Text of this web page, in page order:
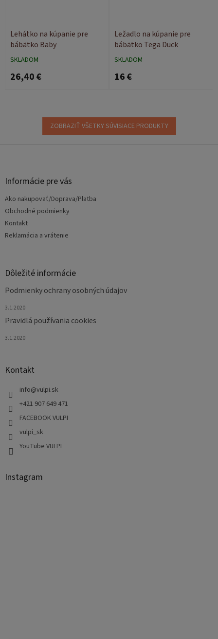
Lehátko na kúpanie pre
bábätko Baby
SKLADOM
26,40 €
Ležadlo na kúpanie pre
bábätko Tega Duck
SKLADOM
16 €
ZOBRAZIŤ VŠETKY SÚVISIACE PRODUKTY
Informácie pre vás
Ako nakupovať/Doprava/Platba
Obchodné podmienky
Kontakt
Reklamácia a vrátenie
Dôležité informácie
Podmienky ochrany osobných údajov
3.1.2020
Pravidlá používania cookies
3.1.2020
Kontakt
info@vulpi.sk
+421 907 649 471
FACEBOOK VULPI
vulpi_sk
YouTube VULPI
Instagram